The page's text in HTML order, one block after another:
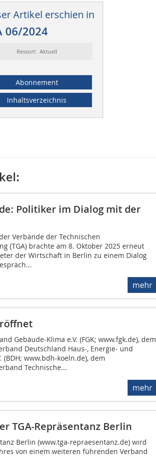
Artikel erschien in
06/2024
Ressort: Aktuell
Abonnement
Inhaltsverzeichnis
Politiker im Dialog mit der
Verbände der Technischen
(TGA) brachte am 8. Oktober 2025 erneut
der Wirtschaft in Berlin zu einem Dialog
mehr
Gebäude-Klima e.V. (FGK; www.fgk.de), dem
Deutschland Haus-, Energie- und
(BDH; www.bdh-koeln.de), dem
Technische...
mehr
TGA-Repräsentanz Berlin
Berlin (www.tga-repraesentanz.de) wird
von einem weiteren führenden Verband